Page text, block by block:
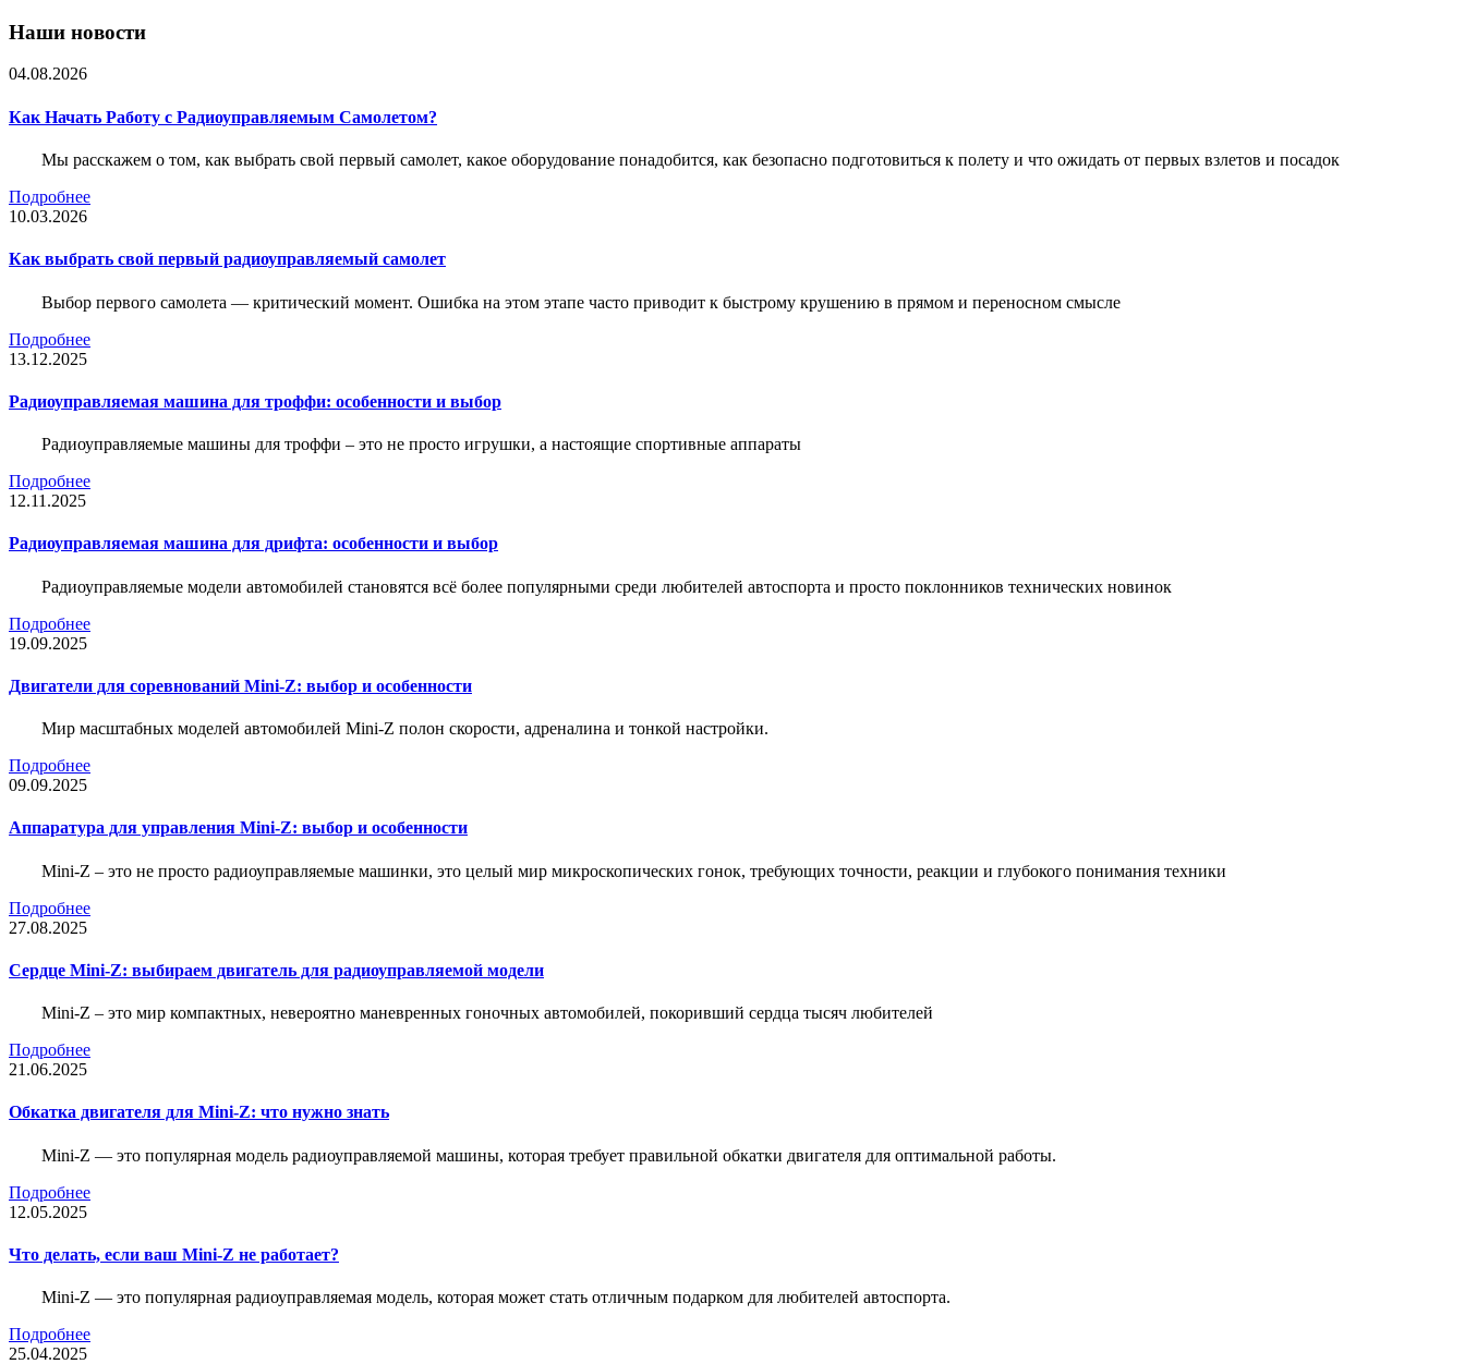
Наши новости
04.08.2026
Как Начать Работу с Радиоуправляемым Самолетом?
Мы расскажем о том, как выбрать свой первый самолет, какое оборудование понадобится, как безопасно подготовиться к полету и что ожидать от первых взлетов и посадок
Подробнее
10.03.2026
Как выбрать свой первый радиоуправляемый самолет
Выбор первого самолета — критический момент. Ошибка на этом этапе часто приводит к быстрому крушению в прямом и переносном смысле
Подробнее
13.12.2025
Радиоуправляемая машина для троффи: особенности и выбор
Радиоуправляемые машины для троффи – это не просто игрушки, а настоящие спортивные аппараты
Подробнее
12.11.2025
Радиоуправляемая машина для дрифта: особенности и выбор
Радиоуправляемые модели автомобилей становятся всё более популярными среди любителей автоспорта и просто поклонников технических новинок
Подробнее
19.09.2025
Двигатели для соревнований Mini-Z: выбор и особенности
Мир масштабных моделей автомобилей Mini-Z полон скорости, адреналина и тонкой настройки.
Подробнее
09.09.2025
Аппаратура для управления Mini-Z: выбор и особенности
Mini-Z – это не просто радиоуправляемые машинки, это целый мир микроскопических гонок, требующих точности, реакции и глубокого понимания техники
Подробнее
27.08.2025
Сердце Mini-Z: выбираем двигатель для радиоуправляемой модели
Mini-Z – это мир компактных, невероятно маневренных гоночных автомобилей, покоривший сердца тысяч любителей
Подробнее
21.06.2025
Обкатка двигателя для Mini-Z: что нужно знать
Mini-Z — это популярная модель радиоуправляемой машины, которая требует правильной обкатки двигателя для оптимальной работы.
Подробнее
12.05.2025
Что делать, если ваш Mini-Z не работает?
Mini-Z — это популярная радиоуправляемая модель, которая может стать отличным подарком для любителей автоспорта.
Подробнее
25.04.2025